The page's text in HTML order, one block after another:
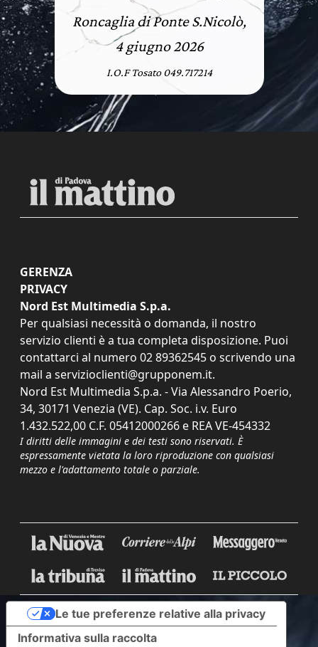
Roncaglia di Ponte S.Nicolò,
4 giugno 2026
I.O.F Tosato 049.717214
GERENZA
PRIVACY
Nord Est Multimedia S.p.a.
Per qualsiasi necessità o domanda, il nostro
servizio clienti è a tua completa disposizione. Puoi
contattarci al numero 02 89362545 o scrivendo una
mail a servizioclienti@grupponem.it.
Nord Est Multimedia S.p.a. - Via Alessandro Poerio,
34, 30171 Venezia (VE). Cap. Soc. i.v. Euro
1.432.522,00 C.F. 05412000266 e REA VE-454332
I diritti delle immagini e dei testi sono riservati. È
espressamente vietata la loro riproduzione con qualsiasi
mezzo e l'adattamento totale o parziale.
Informativa sulla raccolta
Le tue preferenze relative alla privacy